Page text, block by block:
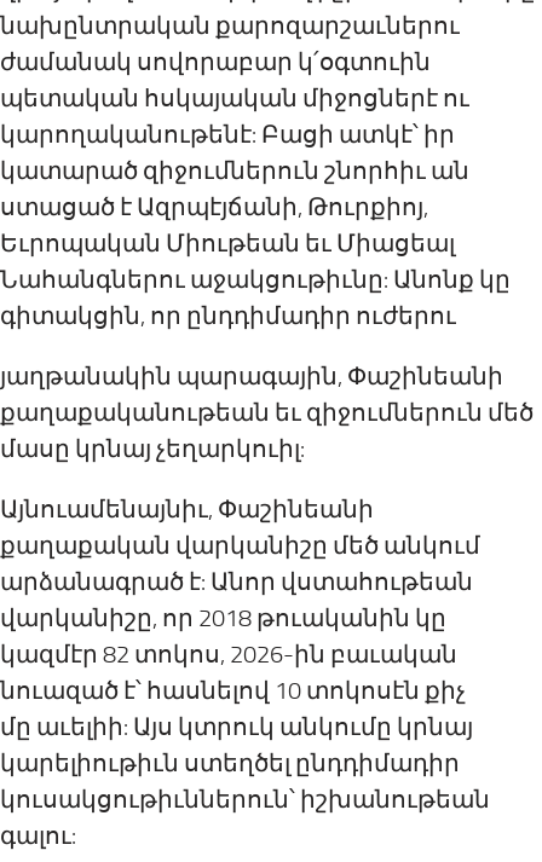
նախընտրական քարոզարշաւներու
ժամանակ սովորաբար կ՛օգտուին
պետական հսկայական միջոցներէ ու
կարողականութենէ: Բացի ատկէ՝ իր
կատարած զիջումներուն շնորհիւ ան
ստացած է Ազրպէյճանի, Թուրքիոյ,
Եւրոպական Միութեան եւ Միացեալ
Նահանգներու աջակցութիւնը: Անոնք կը
գիտակցին, որ ընդդիմադիր ուժերու
յաղթանակին պարագային, Փաշինեանի
քաղաքականութեան եւ զիջումներուն մեծ
մասը կրնայ չեղարկուիլ:
Այնուամենայնիւ, Փաշինեանի
քաղաքական վարկանիշը մեծ անկում
արձանագրած է: Անոր վստահութեան
վարկանիշը, որ 2018 թուականին կը
կազմէր 82 տոկոս, 2026-ին բաւական
նուազած է՝ հասնելով 10 տոկոսէն քիչ
մը աւելիի: Այս կտրուկ անկումը կրնայ
կարելիութիւն ստեղծել ընդդիմադիր
կուսակցութիւններուն՝ իշխանութեան
գալու: